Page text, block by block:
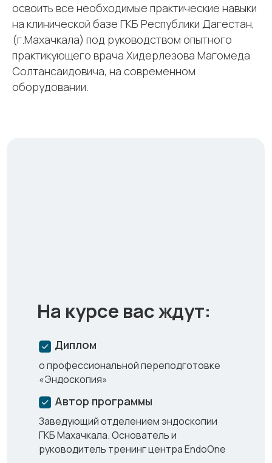
освоить все необходимые практические навыки
на клинической базе ГКБ Республики Дагестан,
(г.Махачкала) под руководством опытного
практикующего врача Хидерлезова Магомеда
Солтансаидовича, на современном
оборудовании.
На курсе вас ждут:
Автор программы
Диплом
Заведующий отделением эндоскопии
ГКБ Махачкала. Основатель и
руководитель тренинг центра EndoOne
о профессиональной переподготовке
«Эндоскопия»